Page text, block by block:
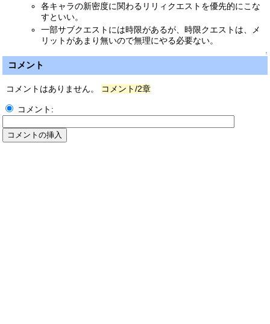
各キャラの新密度に関わるリリィクエストを優先的にこな
すといい。
一部サブクエストには時限があるが、時限クエストは、メ
リットがあまり無いので無理にやる必要ない。
↑
コメント
コメントはありません。 コメント/2章
コメント: